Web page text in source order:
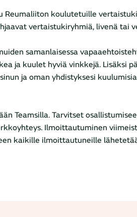
Reumaliiton koulutetuille
vertaistukiryhmiä, livenä tai
samanlaisessa
ja kuulet hyviä vinkkejä. Lisäksi
ja oman yhdistyksesi
Teamsilla. Tarvitset
Ilmoittautuminen
kaikille ilmoittautuneille